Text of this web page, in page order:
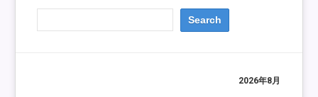
2026年8月